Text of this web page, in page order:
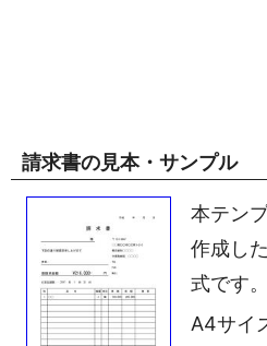
請求書の見本・サンプル
本テン
作成し
式です。
A4サイ